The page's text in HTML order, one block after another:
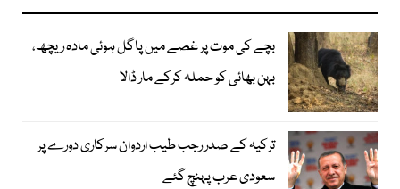
بچے کی موت پر غصے میں پاگل ہوئی مادہ ریچھ،
بہن بھائی کو حملہ کرکے مار ڈالا
ترکیہ کے صدر رجب طیب اردوان سرکاری دورے پر
سعودی عرب پہنچ گئے